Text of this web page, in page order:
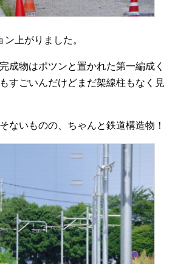
上がりました。
成物はポツンと置かれた第一編成く
すごいんだけどまだ架線柱もなく見
ないものの、ちゃんと鉄道構造物！